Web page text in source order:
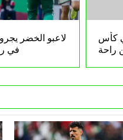
لاعبو الخضر
في
كأس